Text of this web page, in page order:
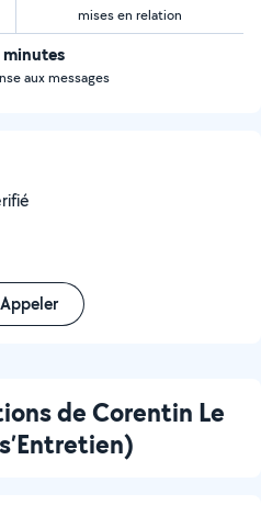
mises en relation
minutes
aux messages
Appeler
de Corentin Le